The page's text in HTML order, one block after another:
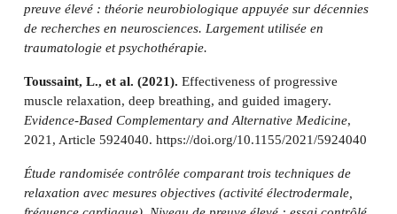
preuve élevé : théorie neurobiologique appuyée sur décennies
de recherches en neurosciences. Largement utilisée en
traumatologie et psychothérapie.
Toussaint, L., et al. (2021). Effectiveness of progressive
muscle relaxation, deep breathing, and guided imagery.
Evidence-Based Complementary and Alternative Medicine,
2021, Article 5924040. https://doi.org/10.1155/2021/5924040
Étude randomisée contrôlée comparant trois techniques de
relaxation avec mesures objectives (activité électrodermale,